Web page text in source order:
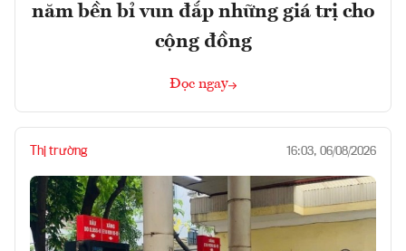
năm bền bỉ vun đắp những giá trị cho
cộng đồng
Đọc ngay
Thị trường 16:03, 06/08/2026